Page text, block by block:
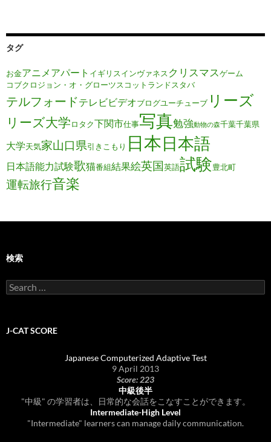
タグ
お金アニメ アパート イギリスインヴァネス クリスマスゲーム
コブクロジョン・オ・グローツスコットランドスタバ
テルフォードテレビビデオブログユーチューブ リーズ
リーズ大学ロタク下関市仕事写真勉強動物の森千葉千葉県
大学天気家山口県引きこもり 日本日本語
日本語能力試験歌猫番組結果絵英国英語試験豊北町
運転旅行音楽
検索
Search
for:
J-CAT SCORE
Japanese Computerized Adaptive Test
9 April 2013
Score: 223
中級後半
"中級" の学習者は、日常的な会話をこなすことができます。
Intermediate-High Level
"Intermediate" learners can manage daily communication.